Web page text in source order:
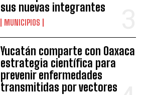
sus nuevas integrantes
MUNICIPIOS
Yucatán comparte con Oaxaca
estrategia científica para
prevenir enfermedades
transmitidas por vectores